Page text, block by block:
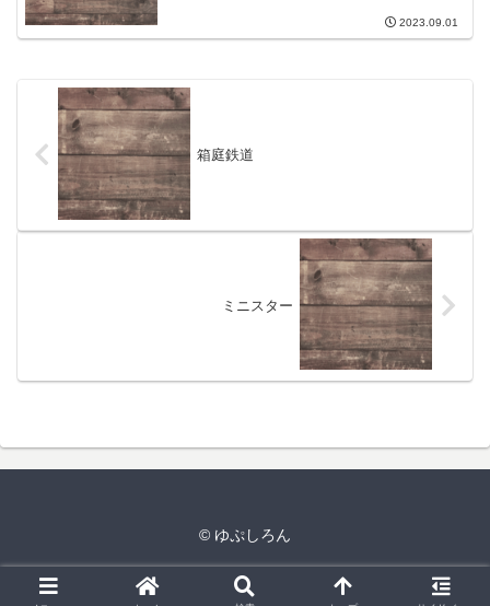
2023.09.01
箱庭鉄道
ミニスター
© ゆぷしろん